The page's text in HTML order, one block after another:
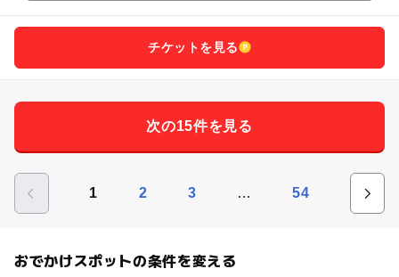
チケットを見る
次の15件を見る
1 2 3 … 54
おでかけスポットの条件を変える